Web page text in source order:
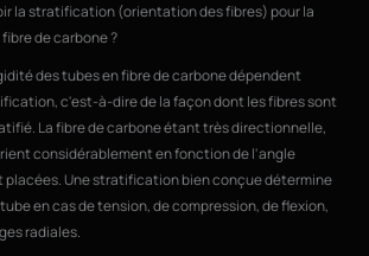
la stratification (orientation des fibres) pour la
de carbone ?
des tubes en fibre de carbone dépendent
c'est-à-dire de la façon dont les fibres sont
La fibre de carbone étant très directionnelle,
considérablement en fonction de l'angle
placées. Une stratification bien conçue détermine
en cas de tension, de compression, de flexion,
radiales.